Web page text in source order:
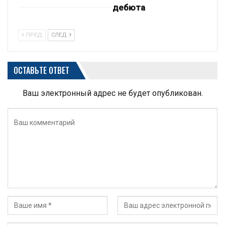
дебюта
ПРЕД СЛЕД
ОСТАВЬТЕ ОТВЕТ
Ваш электронный адрес не будет опубликован.